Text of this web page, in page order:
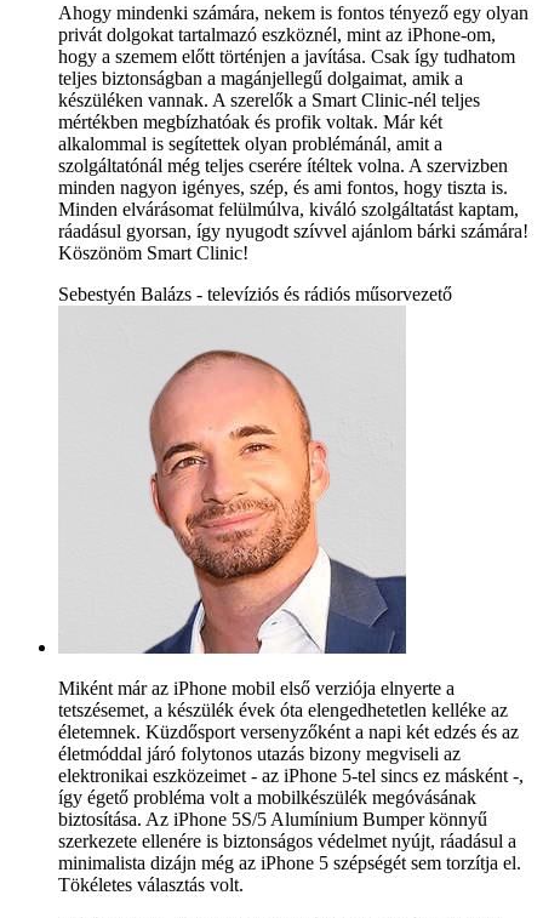
Ahogy mindenki számára, nekem is fontos tényező egy olyan
privát dolgokat tartalmazó eszköznél, mint az iPhone-om,
hogy a szemem előtt történjen a javítása. Csak így tudhatom
teljes biztonságban a magánjellegű dolgaimat, amik a
készüléken vannak. A szerelők a Smart Clinic-nél teljes
mértékben megbízhatóak és profik voltak. Már két
alkalommal is segítettek olyan problémánál, amit a
szolgáltatónál még teljes cserére ítéltek volna. A szervizben
minden nagyon igényes, szép, és ami fontos, hogy tiszta is.
Minden elvárásomat felülmúlva, kiváló szolgáltatást kaptam,
ráadásul gyorsan, így nyugodt szívvel ajánlom bárki számára!
Köszönöm Smart Clinic!
Sebestyén Balázs - televíziós és rádiós műsorvezető
Miként már az iPhone mobil első verziója elnyerte a
tetszésemet, a készülék évek óta elengedhetetlen kelléke az
életemnek. Küzdősport versenyzőként a napi két edzés és az
életmóddal járó folytonos utazás bizony megviseli az
elektronikai eszközeimet - az iPhone 5-tel sincs ez másként -,
így égető probléma volt a mobilkészülék megóvásának
biztosítása. Az iPhone 5S/5 Alumínium Bumper könnyű
szerkezete ellenére is biztonságos védelmet nyújt, ráadásul a
minimalista dizájn még az iPhone 5 szépségét sem torzítja el.
Tökéletes választás volt.